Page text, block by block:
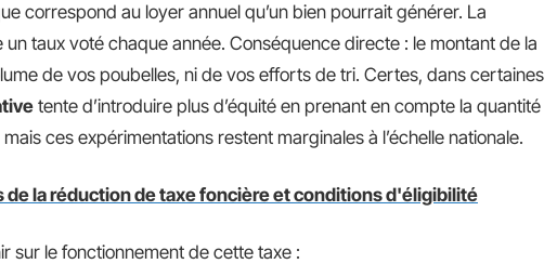
correspond au loyer annuel qu’un bien pourrait générer. La
taux voté chaque année. Conséquence directe : le montant de la
de vos poubelles, ni de vos efforts de tri. Certes, dans certaines
tente d’introduire plus d’équité en prenant en compte la quantité
ces expérimentations restent marginales à l’échelle nationale.
de la réduction de taxe foncière et conditions d'éligibilité
sur le fonctionnement de cette taxe :